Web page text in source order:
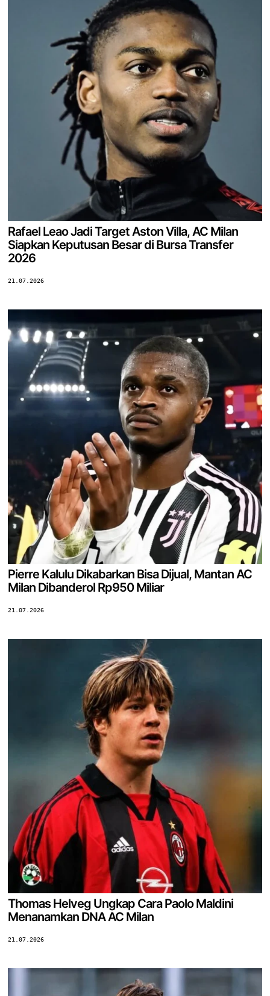
Rafael Leao Jadi Target Aston Villa, AC Milan
Siapkan Keputusan Besar di Bursa Transfer
2026
21.07.2026
Pierre Kalulu Dikabarkan Bisa Dijual, Mantan AC
Milan Dibanderol Rp950 Miliar
21.07.2026
Thomas Helveg Ungkap Cara Paolo Maldini
Menanamkan DNA AC Milan
21.07.2026